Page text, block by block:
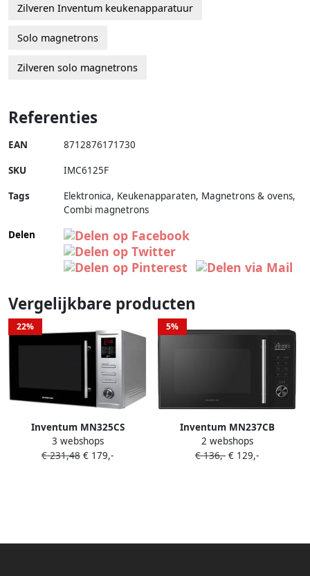
Zilveren Inventum keukenapparatuur
Solo magnetrons
Zilveren solo magnetrons
Referenties
EAN 8712876171730
SKU IMC6125F
Tags
Elektronica, Keukenapparaten, Magnetrons & ovens,
Combi magnetrons
Delen
Vergelijkbare producten
22%
Inventum MN325CS
Vrijstaande combimagnetron
Heteluchtoven Grill 32 liter
3 webshops
€ 231,48 € 179,-
5%
Inventum MN237CB
Combimagnetron 23L 900W
Hetelucht- en grillfunctie 10
2 webshops
€ 136,- € 129,-